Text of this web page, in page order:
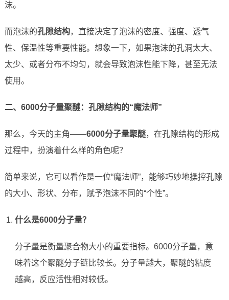
沫。
而泡沫的孔隙结构，直接决定了泡沫的密度、强度、透气
性、保温性等重要性能。想象一下，如果泡沫的孔洞太大、
太少、或者分布不均匀，就会导致泡沫性能下降，甚至无法
使用。
二、6000分子量聚醚：孔隙结构的“魔法师”
那么，今天的主角——6000分子量聚醚，在孔隙结构的形成
过程中，扮演着什么样的角色呢？
简单来说，它可以看作是一位“魔法师”，能够巧妙地操控孔隙
的大小、形状、分布，赋予泡沫不同的“个性”。
什么是6000分子量？
分子量是衡量聚合物大小的重要指标。6000分子量，意
味着这个聚醚分子链比较长。分子量越大，聚醚的粘度
越高，反应活性相对较低。